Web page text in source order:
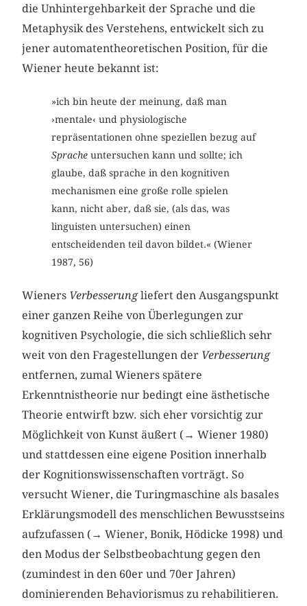
die Unhintergehbarkeit der Sprache und die
Metaphysik des Verstehens, entwickelt sich zu
jener automatentheoretischen Position, für die
Wiener heute bekannt ist:
»ich bin heute der meinung, daß man
›mentale‹ und physiologische
repräsentationen ohne speziellen bezug auf
Spracheuntersuchen kann und sollte; ich
glaube, daß sprache in den kognitiven
mechanismen eine große rolle spielen
kann, nicht aber, daß sie, (als das, was
linguisten untersuchen) einen
entscheidenden teil davon bildet.« (Wiener
1987, 56)
Wieners Verbesserungliefert den Ausgangspunkt
einer ganzen Reihe von Überlegungen zur
kognitiven Psychologie, die sich schließlich sehr
weit von den Fragestellungen der Verbesserung
entfernen, zumal Wieners spätere
Erkenntnistheorie nur bedingt eine ästhetische
Theorie entwirft bzw. sich eher vorsichtig zur
Möglichkeit von Kunst äußert (→ Wiener 1980)
und stattdessen eine eigene Position innerhalb
der Kognitionswissenschaften vorträgt. So
versucht Wiener, die Turingmaschine als basales
Erklärungsmodell des menschlichen Bewusstseins
aufzufassen (→ Wiener, Bonik, Hödicke 1998) und
den Modus der Selbstbeobachtung gegen den
(zumindest in den 60er und 70er Jahren)
dominierenden Behaviorismus zu rehabilitieren.